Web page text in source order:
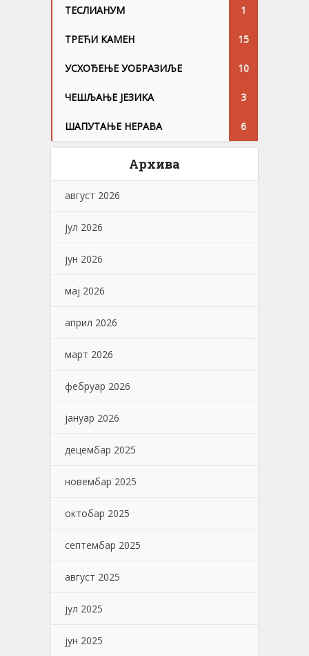
ТЕСЛИАНУМ 1
ТРЕЋИ КАМЕН 15
УСХОЂЕЊЕ УОБРАЗИЉЕ 10
ЧЕШЉАЊЕ ЈЕЗИKА 3
ШАПУТАЊЕ НЕРАВА 6
Архива
август 2026
јул 2026
јун 2026
мај 2026
април 2026
март 2026
фебруар 2026
јануар 2026
децембар 2025
новембар 2025
октобар 2025
септембар 2025
август 2025
јул 2025
јун 2025